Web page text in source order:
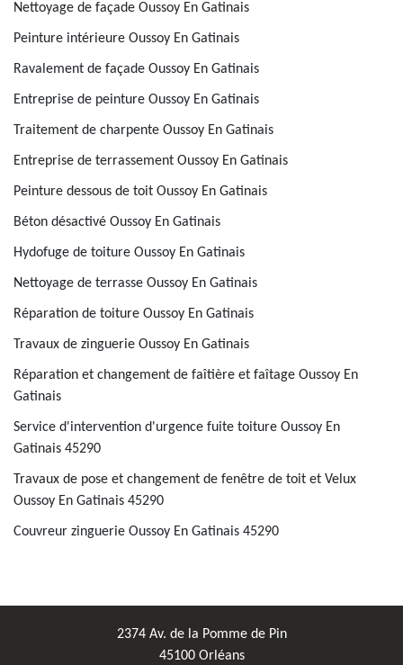
Nettoyage de façade Oussoy En Gatinais
Peinture intérieure Oussoy En Gatinais
Ravalement de façade Oussoy En Gatinais
Entreprise de peinture Oussoy En Gatinais
Traitement de charpente Oussoy En Gatinais
Entreprise de terrassement Oussoy En Gatinais
Peinture dessous de toit Oussoy En Gatinais
Béton désactivé Oussoy En Gatinais
Hydofuge de toiture Oussoy En Gatinais
Nettoyage de terrasse Oussoy En Gatinais
Réparation de toiture Oussoy En Gatinais
Travaux de zinguerie Oussoy En Gatinais
Réparation et changement de faîtière et faîtage Oussoy En
Gatinais
Service d'intervention d'urgence fuite toiture Oussoy En
Gatinais 45290
Travaux de pose et changement de fenêtre de toit et Velux
Oussoy En Gatinais 45290
Couvreur zinguerie Oussoy En Gatinais 45290
2374 Av. de la Pomme de Pin
45100 Orléans